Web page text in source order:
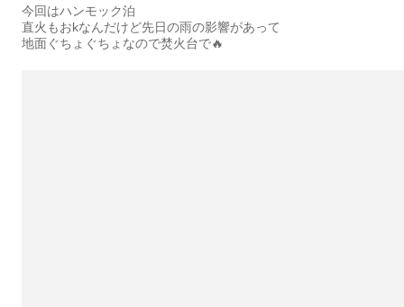
今回はハンモック泊
直火もおkなんだけど先日の雨の影響があって
地面ぐちょぐちょなので焚火台で🔥